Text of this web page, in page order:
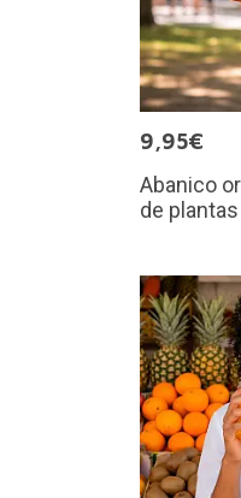
9,95€
Abanico
de